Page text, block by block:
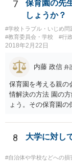
処罰の根拠規定等
に理由があると認
ことになります（早
れる場合もありま
認めさせる内容の
ずれにしても、学
みることもご検討下
7
保育園の先
しょうか？
#学校トラブル・いじめ問
#教育委員会・学校
#行
2018年2月22日
内藤 政信 弁
保育園を考える親の
情解決の方法 園の
ょう。その保育園
だけで問題が解決で
に提出しましょう
三）。さらに苦情解
8 大学に対し
#自治体や学校などへの損